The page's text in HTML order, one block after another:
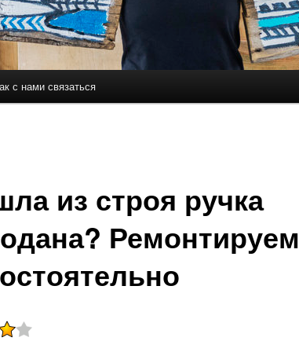
содержимому
с нами связаться
из строя ручка
Ремонтируем